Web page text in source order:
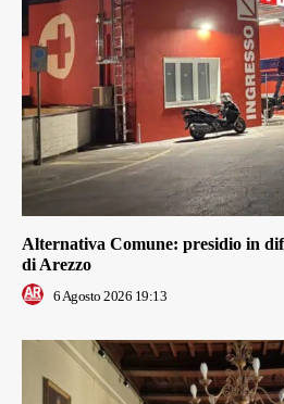
Alternativa Comune: presidio in
di Arezzo
6 Agosto 2026 19:13